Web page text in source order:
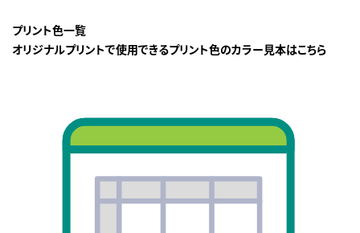
プリント色一覧
オリジナルプリントで使用できるプリント色のカラー見本はこちら